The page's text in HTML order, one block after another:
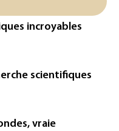
la
l'affaire de
baisse de la
de l'éclipse
plainte
aux PFAS
incroyables
scientifiques
vraie